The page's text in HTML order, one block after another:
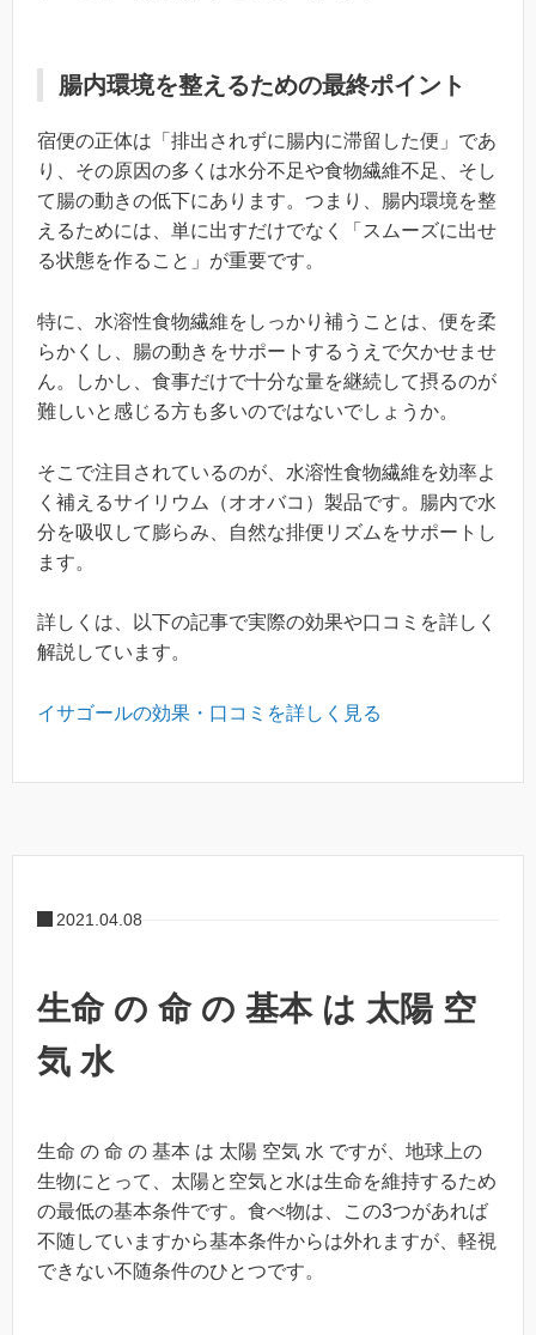
腸内環境を整えるための最終ポイント
宿便の正体は「排出されずに腸内に滞留した便」であ
り、その原因の多くは水分不足や食物繊維不足、そし
て腸の動きの低下にあります。つまり、腸内環境を整
えるためには、単に出すだけでなく「スムーズに出せ
る状態を作ること」が重要です。
特に、水溶性食物繊維をしっかり補うことは、便を柔
らかくし、腸の動きをサポートするうえで欠かせませ
ん。しかし、食事だけで十分な量を継続して摂るのが
難しいと感じる方も多いのではないでしょうか。
そこで注目されているのが、水溶性食物繊維を効率よ
く補えるサイリウム（オオバコ）製品です。腸内で水
分を吸収して膨らみ、自然な排便リズムをサポートし
ます。
詳しくは、以下の記事で実際の効果や口コミを詳しく
解説しています。
イサゴールの効果・口コミを詳しく見る
2021.04.08
生命 の 命 の 基本 は 太陽 空
気 水
生命 の 命 の 基本 は 太陽 空気 水 ですが、地球上の
生物にとって、太陽と空気と水は生命を維持するため
の最低の基本条件です。食べ物は、この3つがあれば
不随していますから基本条件からは外れますが、軽視
できない不随条件のひとつです。